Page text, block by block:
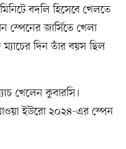
বদলি হিসেবে খেলতে
স্পেনের জার্সিতে খেলা
ম্যাচের দিন তাঁর বয়স ছিল
খেলেন কুবারসি।
ইউরো ২০২৪-এর স্পেন